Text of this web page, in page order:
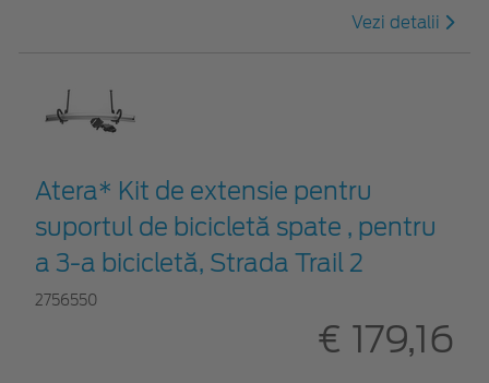
Vezi detalii
Atera* Kit de extensie pentru
suportul de bicicletă spate , pentru
a 3-a bicicletă, Strada Trail 2
2756550
€ 179,16